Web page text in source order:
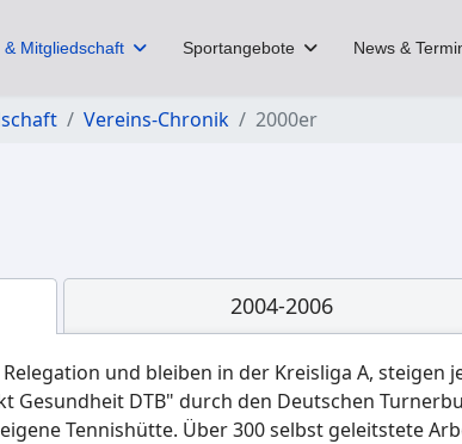
& Mitgliedschaft Sportangebote News &
Vereins-Chronik 2000er
2004-2006
und bleiben in der Kreisliga A, steigen
Gesundheit DTB" durch den Deutschen
Tennishütte. Über 300 selbst geleitstete